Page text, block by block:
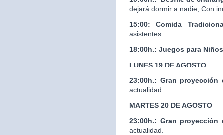
dejará dormir a nadie, Con
15:00: Comida
asistentes.
18:00h.: Juegos para Niños
LUNES 19 DE AGOSTO
23:00h.: Gran proyección
actualidad.
MARTES 20 DE AGOSTO
23:00h.: Gran proyección
actualidad.